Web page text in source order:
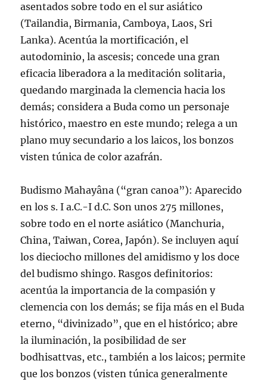
asentados sobre todo en el sur asiático
(Tailandia, Birmania, Camboya, Laos, Sri
Lanka). Acentúa la mortificación, el
autodominio, la ascesis; concede una gran
eficacia liberadora a la meditación solitaria,
quedando marginada la clemencia hacia los
demás; considera a Buda como un personaje
histórico, maestro en este mundo; relega a un
plano muy secundario a los laicos, los bonzos
visten túnica de color azafrán.
Budismo Mahayâna (“gran canoa”): Aparecido
en los s. I a.C.-I d.C. Son unos 275 millones,
sobre todo en el norte asiático (Manchuria,
China, Taiwan, Corea, Japón). Se incluyen aquí
los dieciocho millones del amidismo y los doce
del budismo shingo. Rasgos definitorios:
acentúa la importancia de la compasión y
clemencia con los demás; se fija más en el Buda
eterno, “divinizado”, que en el histórico; abre
la iluminación, la posibilidad de ser
bodhisattvas, etc., también a los laicos; permite
que los bonzos (visten túnica generalmente